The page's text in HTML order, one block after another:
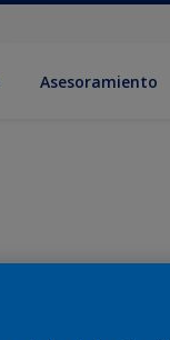
Asesoramiento